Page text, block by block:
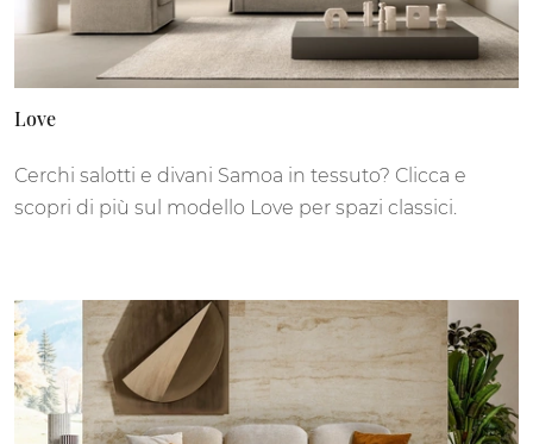
Love
Cerchi salotti e divani Samoa in tessuto? Clicca e
scopri di più sul modello Love per spazi classici.